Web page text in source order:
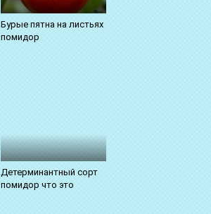
Бурые пятна на листьях
помидор
Детерминантный сорт
помидор что это